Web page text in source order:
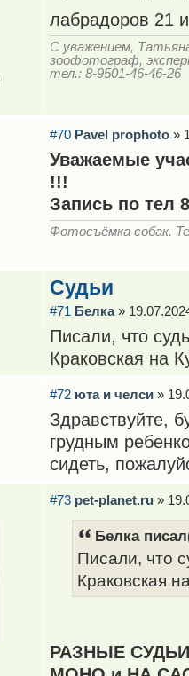
лабрадоров 21
С уважением,
зоофотограф,
тел.: 8-9501-46-46-26
#70 Pavel prophoto»
Уважаемые
!!!
Запись по тел
Фотосъёмка собак.
Судьи
#71 Белка»
Писали, что
Краковская на
#72 юта и челси»
Здравствуйте,
грудным
сидеть,
#73 pet-planet.ru »
Белка
Писали, что
Краковская
РАЗНЫЕ